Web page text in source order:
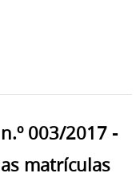
003/2017 -
matrículas